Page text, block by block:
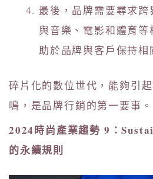
最後，品牌需要尋求
與音樂、電影和體育
助於品牌與客戶保持相
碎片化的數位世代，能夠引
鳴，是品牌行銷的第一要事。
2024時尚產業趨勢 9：
的永續規則